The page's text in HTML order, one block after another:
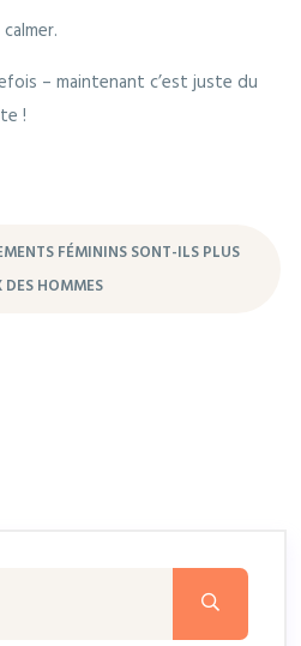
– maintenant c’est juste du
!
FÉMININS SONT-ILS PLUS
DES HOMMES